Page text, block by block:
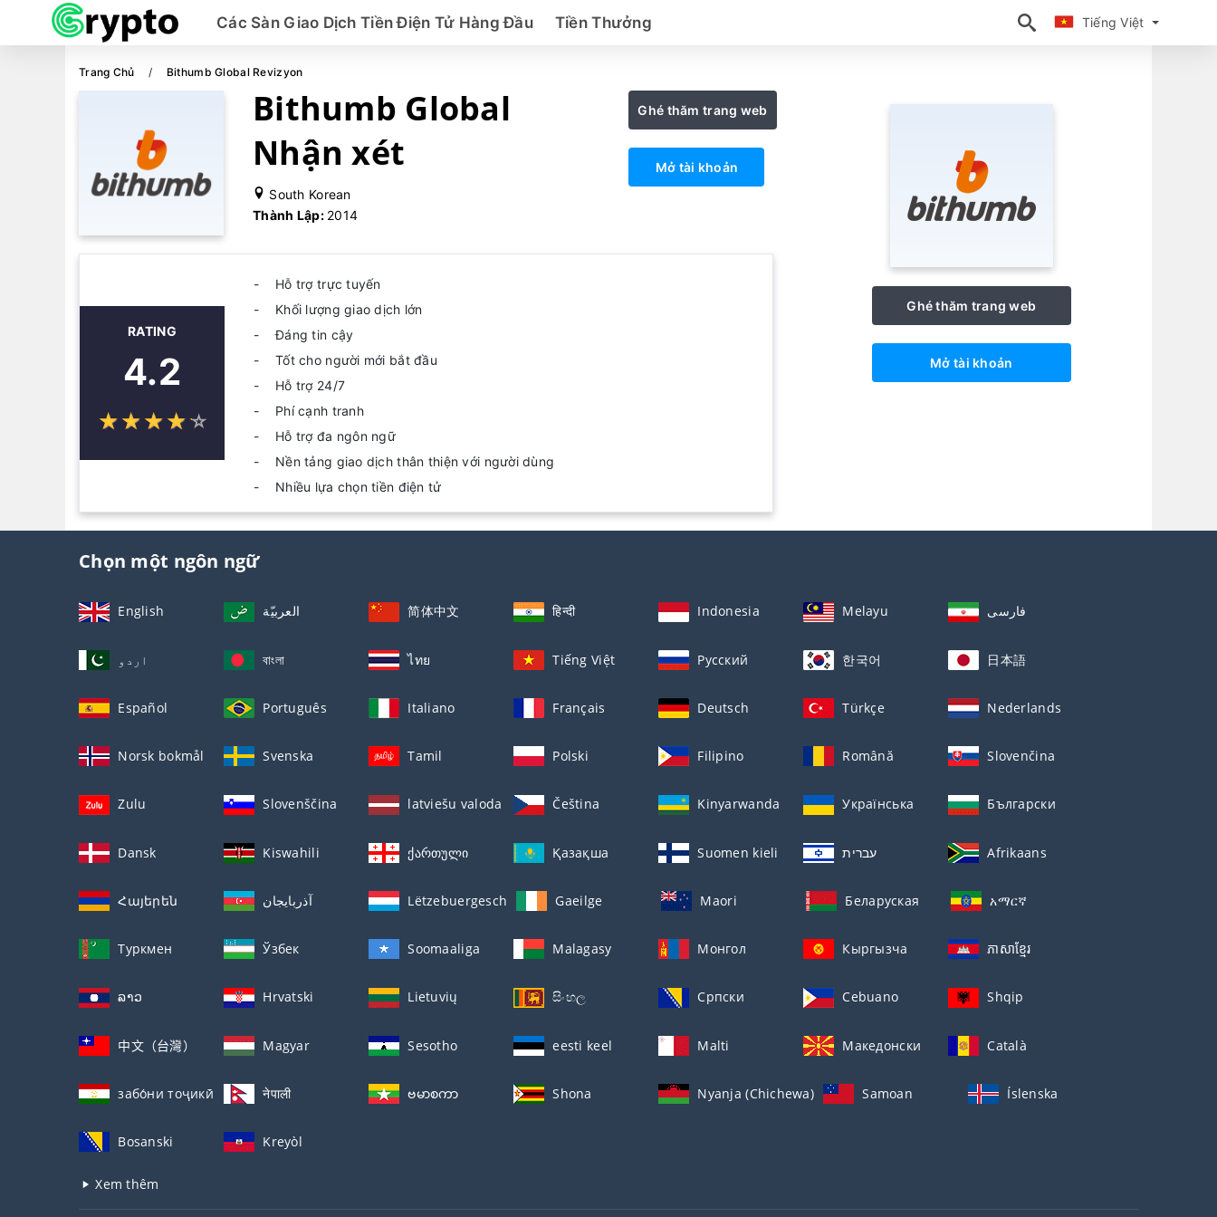
Tiếng Việt
Các Sàn Giao Dịch Tiền Điện Tử Hàng Đầu Tiền Thưởng Tiếng Việt
Trang Chủ Bithumb Global Revizyon
Bithumb Global
Nhận xét
South Korean
Thành Lập: 2014
Ghé thăm trang web
Mở tài khoản
RATING
4.2
☆☆☆☆☆
★★★★★
Hỗ trợ trực tuyến
Khối lượng giao dịch lớn
Đáng tin cậy
Tốt cho người mới bắt đầu
Hỗ trợ 24/7
Phí cạnh tranh
Hỗ trợ đa ngôn ngữ
Nền tảng giao dịch thân thiện với người dùng
Nhiều lựa chọn tiền điện tử
Ghé thăm trang web
Mở tài khoản
Chọn một ngôn ngữ
English العربيّة 简体中文 हिन्दी Indonesia Melayu فارسی
اردو বাংলা ไทย Tiếng Việt Русский 한국어 日本語
Español Português Italiano Français Deutsch Türkçe Nederlands
Norsk bokmål Svenska Tamil Polski Filipino Română Slovenčina
Zulu Slovenščina latviešu valoda Čeština Kinyarwanda Українська Български
Dansk Kiswahili ქართული Қазақша Suomen kieli עברית Afrikaans
Հայերեն آذربايجان Lëtzebuergesch Gaeilge Maori Беларуская አማርኛ
Туркмен Ўзбек Soomaaliga Malagasy Монгол Кыргызча ភាសាខ្មែរ
ລາວ Hrvatski Lietuvių සිංහල Српски Cebuano Shqip
中文（台灣） Magyar Sesotho eesti keel Malti Македонски Català
забо́ни тоҷикӣ́ नेपाली ဗမာစကာ Shona Nyanja (Chichewa) Samoan Íslenska
Bosanski Kreyòl
Xem thêm